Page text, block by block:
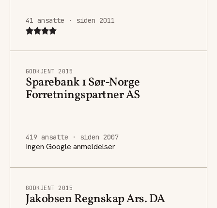
41 ansatte · siden 2011
GODKJENT 2015
Sparebank 1 Sør-Norge
Forretningspartner AS
419 ansatte · siden 2007
Ingen Google anmeldelser
GODKJENT 2015
Jakobsen Regnskap Ars. DA